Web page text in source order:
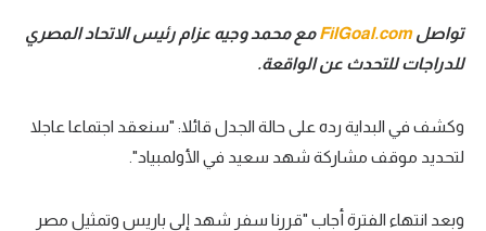
تواصلFilGoal.comمع محمد وجيه عزام رئيس الاتحاد المصري
للدراجات للتحدث عن الواقعة.
وكشف في البداية رده على حالة الجدل قائلا: "سنعقد اجتماعا عاجلا
لتحديد موقف مشاركة شهد سعيد في الأولمبياد".
وبعد انتهاء الفترة أجاب "قررنا سفر شهد إلى باريس وتمثيل مصر